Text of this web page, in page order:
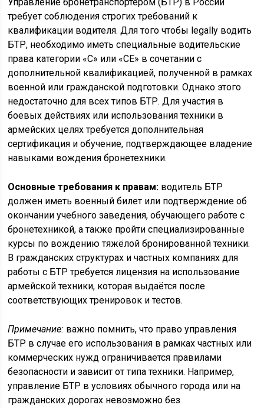
требует соблюдения строгих требований к
квалификации водителя. Для того чтобы legally водить
БТР, необходимо иметь специальные водительские
права категории «С» или «СЕ» в сочетании с
дополнительной квалификацией, полученной в рамках
военной или гражданской подготовки. Однако этого
недостаточно для всех типов БТР. Для участия в
боевых действиях или использования техники в
армейских целях требуется дополнительная
сертификация и обучение, подтверждающее владение
навыками вождения бронетехники.
Основные требования к правам: водитель БТР
должен иметь военный билет или подтверждение об
окончании учебного заведения, обучающего работе с
бронетехникой, а также пройти специализированные
курсы по вождению тяжёлой бронированной техники.
В гражданских структурах и частных компаниях для
работы с БТР требуется лицензия на использование
армейской техники, которая выдаётся после
соответствующих тренировок и тестов.
Примечание: важно помнить, что право управления
БТР в случае его использования в рамках частных или
коммерческих нужд ограничивается правилами
безопасности и зависит от типа техники. Например,
управление БТР в условиях обычного города или на
гражданских дорогах невозможно без